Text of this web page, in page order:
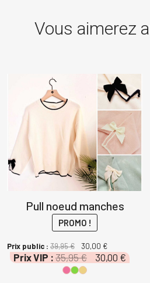
Vous aimerez
Pull noeud manches
PROMO !
Prix public : 39,95€
Le
prix
initial
30,00 €Le
prix
Prix VIP : 35,95€ Le30,00 €Le